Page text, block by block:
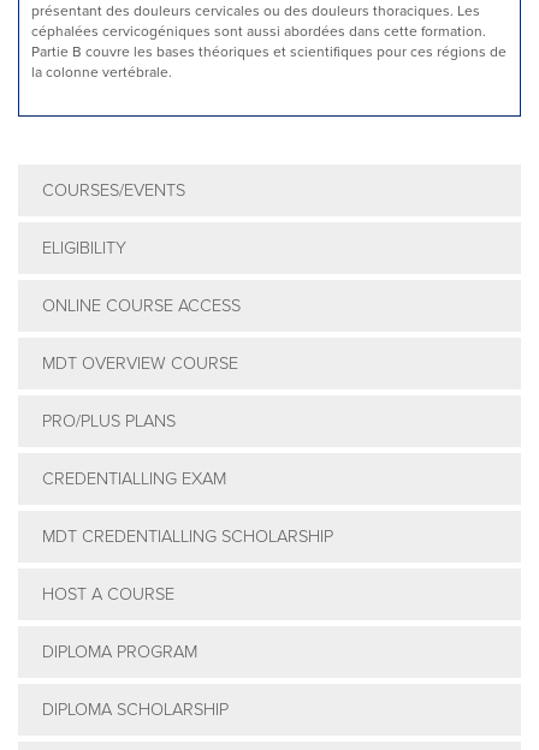
présentant des douleurs cervicales ou des douleurs thoraciques. Les
céphalées cervicogéniques sont aussi abordées dans cette formation.
Partie B couvre les bases théoriques et scientifiques pour ces régions de
la colonne vertébrale.
COURSES/EVENTS
ELIGIBILITY
ONLINE COURSE ACCESS
MDT OVERVIEW COURSE
PRO/PLUS PLANS
CREDENTIALLING EXAM
MDT CREDENTIALLING SCHOLARSHIP
HOST A COURSE
DIPLOMA PROGRAM
DIPLOMA SCHOLARSHIP